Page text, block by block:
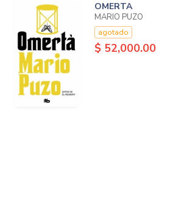
OMERTA
MARIO PUZO
agotado
$ 52,000.00